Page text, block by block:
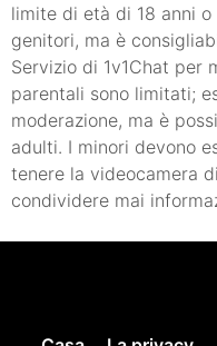
limite di età di 18 anni o
genitori, ma è
Servizio di 1v1Chat per
parentali sono limitati;
moderazione, ma è
adulti. I minori devono
tenere la videocamera
condividere mai